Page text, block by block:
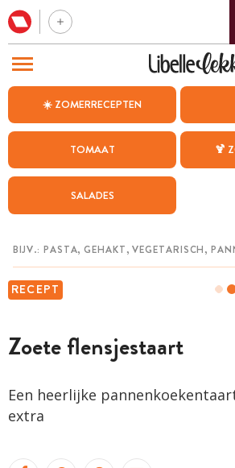
☀️ ZOMERRECEPTEN
TOMAAT 🍹
SALADES
RECEPT
Zoete flensjestaart
Een heerlijke
extra
BEZOEK ONZE ANDERE WEBSITES
WEEKMENU
CHAT MET MAIA
MIJN BEWAARDE RECEPTEN